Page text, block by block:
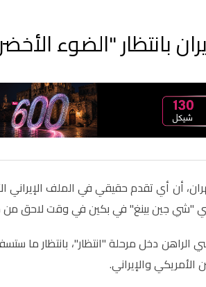
بانتظار "الضوء
أن أي تقدم حقيقي في الملف الإيراني
"شي جين بينغ" في بكين في وقت لاحق من
دخل مرحلة "انتظار"، بانتظار ما
والإيراني.